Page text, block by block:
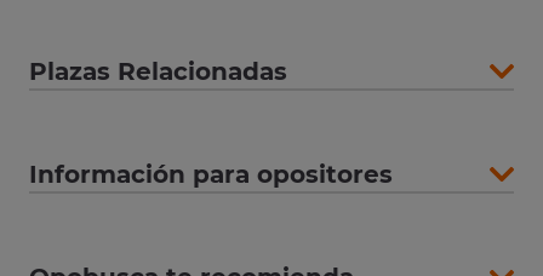
Plazas Relacionadas
Información para opositores